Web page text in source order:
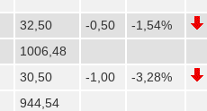
32,50 -0,50
-1,54%
1006,48
30,50 -1,00
-3,28%
944,54